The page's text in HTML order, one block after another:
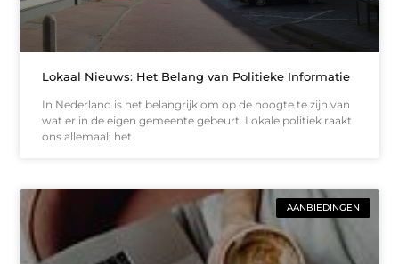
Lokaal Nieuws: Het Belang van Politieke Informatie
In Nederland is het belangrijk om op de hoogte te zijn van
wat er in de eigen gemeente gebeurt. Lokale politiek raakt
ons allemaal; het
AANBIEDINGEN